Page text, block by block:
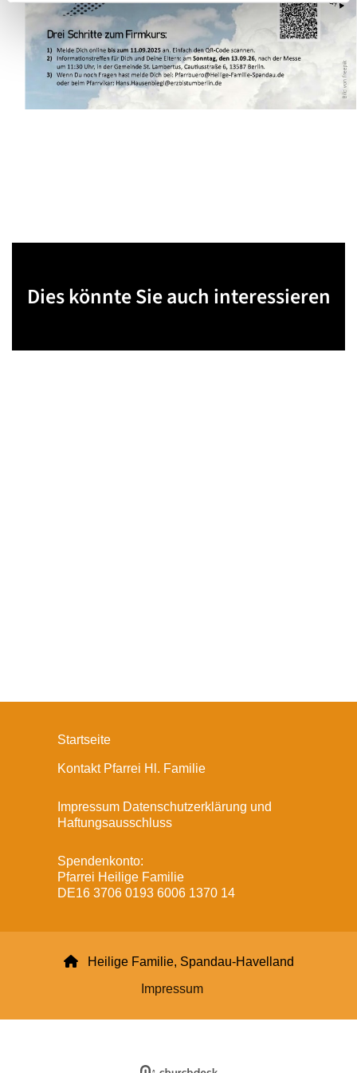
Dies könnte Sie auch interessieren
Startseite
Kontakt Pfarrei Hl. Familie
Impressum Datenschutzerklärung und
Haftungsausschluss
Spendenkonto:
Pfarrei Heilige Familie
DE16 3706 0193 6006 1370 14
Heilige Familie, Spandau-Havelland
Impressum